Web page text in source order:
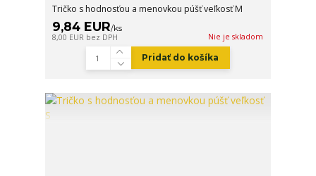
Tričko s hodnosťou a menovkou púšť veľkosť M
9,84 EUR/ks
8,00 EUR bez DPH Nie je skladom
Pridať do košíka